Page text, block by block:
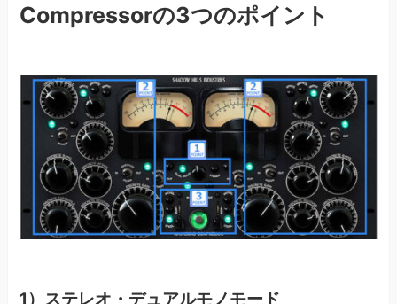
Compressorの3つのポイント
1）ステレオ・デュアルモノモード